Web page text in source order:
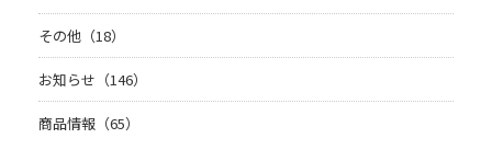
その他（18）
お知らせ（146）
商品情報（65）